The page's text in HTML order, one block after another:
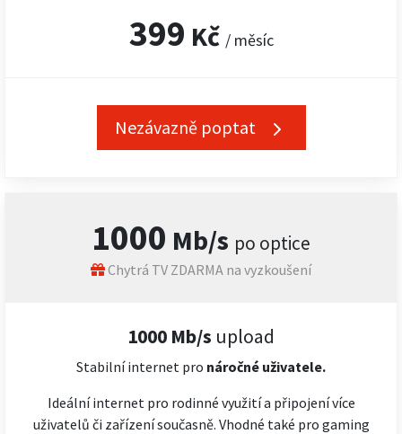
399 Kč / měsíc
Nezávazně poptat
1000 Mb/s po optice
Chytrá TV ZDARMA na vyzkoušení
1000 Mb/s upload
Stabilní internet pro náročné uživatele.
Ideální internet pro rodinné využití a připojení více
uživatelů či zařízení současně. Vhodné také pro gaming